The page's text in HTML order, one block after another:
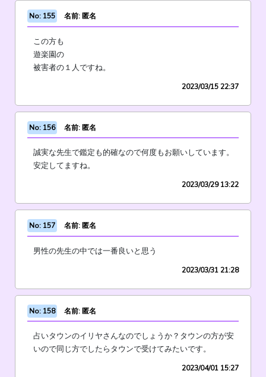
No: 155 名前: 匿名
この方も
遊楽園の
被害者の１人ですね。
2023/03/15 22:37
No: 156 名前: 匿名
誠実な先生で鑑定も的確なので何度もお願いしています。
安定してますね。
2023/03/29 13:22
No: 157 名前: 匿名
男性の先生の中では一番良いと思う
2023/03/31 21:28
No: 158 名前: 匿名
占いタウンのイリヤさんなのでしょうか？タウンの方が安
いので同じ方でしたらタウンで受けてみたいです。
2023/04/01 15:27